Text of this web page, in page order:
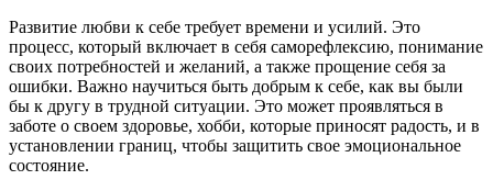
Развитие любви к себе требует времени и усилий. Это
процесс, который включает в себя саморефлексию, понимание
своих потребностей и желаний, а также прощение себя за
ошибки. Важно научиться быть добрым к себе, как вы были
бы к другу в трудной ситуации. Это может проявляться в
заботе о своем здоровье, хобби, которые приносят радость, и в
установлении границ, чтобы защитить свое эмоциональное
состояние.